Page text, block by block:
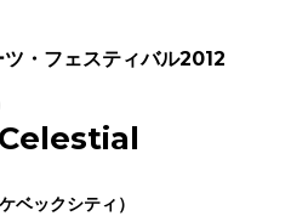
・フェスティバル2012
ベックシティ）